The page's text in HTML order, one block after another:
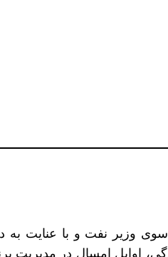
وزیر نفت و با عنایت به